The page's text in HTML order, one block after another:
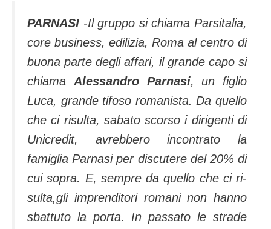
PARNASI -Il gruppo si chiama Parsitalia,
core business, edi­lizia, Roma al centro di
buo­na parte degli affari, il gran­de capo si
chiama Alessan­dro Parnasi, un figlio
Luca, grande tifoso romanista. Da quello
che ci risulta, sabato scorso i dirigenti di
Unicre­dit, avrebbero incontrato la
famiglia Parnasi per discute­re del 20% di
cui sopra. E, sempre da quello che ci ri­
sulta,gli imprenditori roma­ni non hanno
sbattuto la por­ta. In passato le strade